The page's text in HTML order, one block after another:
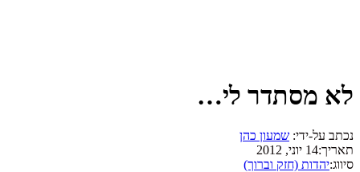
לא מסתדר לי…
נכתב על-ידי: שמעון כהן
תאריך:14 יוני, 2012
סיווג:יהדות (חזק וברוך)